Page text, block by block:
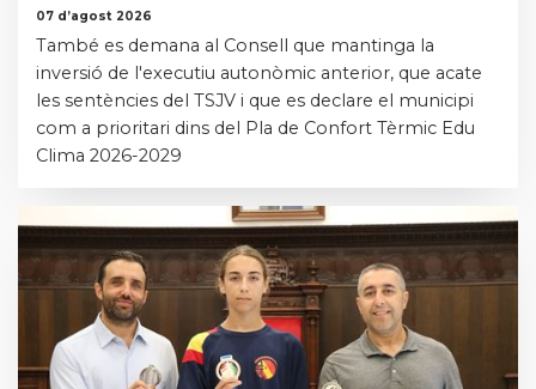
07 d’agost 2026
També es demana al Consell que mantinga la
inversió de l'executiu autonòmic anterior, que acate
les sentències del TSJV i que es declare el municipi
com a prioritari dins del Pla de Confort Tèrmic Edu
Clima 2026-2029